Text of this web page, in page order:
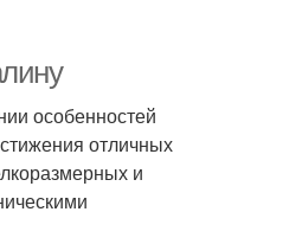
особенностей
отличных
и